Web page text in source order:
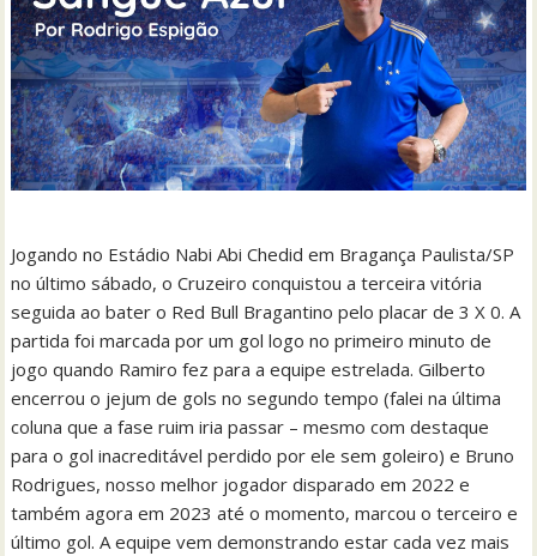
Jogando no Estádio Nabi Abi Chedid em Bragança Paulista/SP
no último sábado, o Cruzeiro conquistou a terceira vitória
seguida ao bater o Red Bull Bragantino pelo placar de 3 X 0. A
partida foi marcada por um gol logo no primeiro minuto de
jogo quando Ramiro fez para a equipe estrelada. Gilberto
encerrou o jejum de gols no segundo tempo (falei na última
coluna que a fase ruim iria passar – mesmo com destaque
para o gol inacreditável perdido por ele sem goleiro) e Bruno
Rodrigues, nosso melhor jogador disparado em 2022 e
também agora em 2023 até o momento, marcou o terceiro e
último gol. A equipe vem demonstrando estar cada vez mais